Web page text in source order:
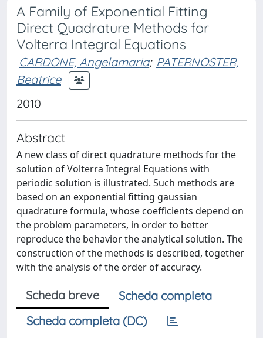
A Family of Exponential Fitting
Direct Quadrature Methods for
Volterra Integral Equations
CARDONE, Angelamaria; PATERNOSTER,
Beatrice
2010
Abstract
A new class of direct quadrature methods for the
solution of Volterra Integral Equations with
periodic solution is illustrated. Such methods are
based on an exponential fitting gaussian
quadrature formula, whose coefficients depend on
the problem parameters, in order to better
reproduce the behavior the analytical solution. The
construction of the methods is described, together
with the analysis of the order of accuracy.
Scheda breve
Scheda completa
Scheda completa (DC)